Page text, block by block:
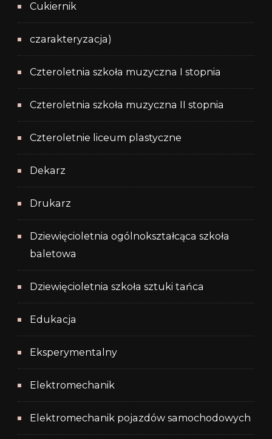
Cukiernik
czarakteryzacja)
Czteroletnia szkoła muzyczna I stopnia
Czteroletnia szkoła muzyczna II stopnia
Czteroletnie liceum plastyczne
Dekarz
Drukarz
Dziewięcioletnia ogólnokształcąca szkoła
baletowa
Dziewięcioletnia szkoła sztuki tańca
Edukacja
Eksperymentalny
Elektromechanik
Elektromechanik pojazdów samochodowych